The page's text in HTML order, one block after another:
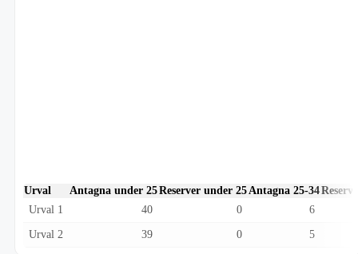
Urval Antagna under 25Reserver under 25 Antagna 25-34
Urval 1
40 0 6
Urval 2 39 0 5